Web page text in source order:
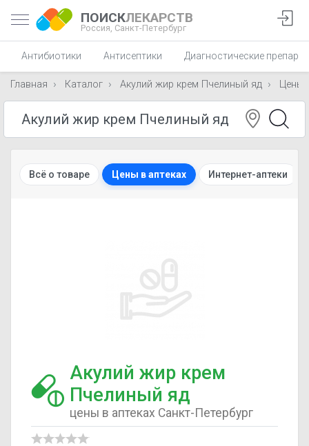
ПОИСКЛЕКАРСТВ
Россия, Санкт-Петербург
Антибиотики Антисептики Диагностические
Главная Каталог Акулий жир крем Пчелиный яд Цены
Всё о товаре Цены в аптеках Интернет-аптеки
Акулий жир крем
Пчелиный яд
цены в аптеках Санкт-Петербург